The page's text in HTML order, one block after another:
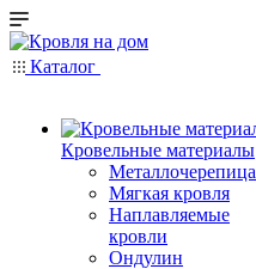
Каталог
Кровельные материалы
Металлочерепица
Мягкая кровля
Наплавляемые
кровли
Ондулин